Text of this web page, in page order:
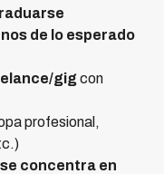
de lo esperado
gigcon
profesional,
se concentra en